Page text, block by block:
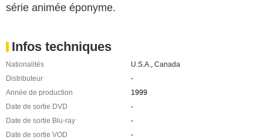
série animée éponyme.
Infos techniques
Nationalités U.S.A.
Canada
Distributeur
-
Année de production
1999
Date de sortie DVD
-
Date de sortie Blu-ray
-
Date de sortie VOD
-